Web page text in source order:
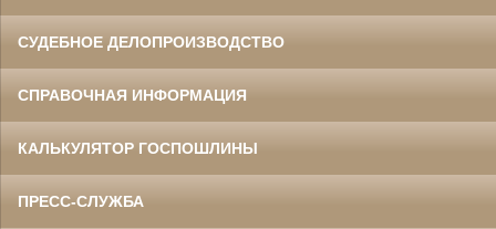
СУДЕБНОЕ ДЕЛОПРОИЗВОДСТВО
СПРАВОЧНАЯ ИНФОРМАЦИЯ
КАЛЬКУЛЯТОР ГОСПОШЛИНЫ
ПРЕСС-СЛУЖБА